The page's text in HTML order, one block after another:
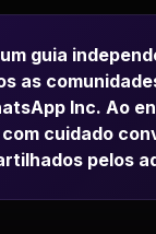
guia
as
Inc. Ao
cuidado
pelos